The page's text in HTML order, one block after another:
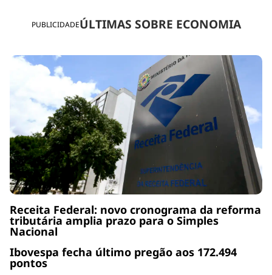
PUBLICIDADEÚLTIMAS SOBRE ECONOMIA
Receita Federal: novo cronograma da reforma
tributária amplia prazo para o Simples
Nacional
Ibovespa fecha último pregão aos 172.494
pontos